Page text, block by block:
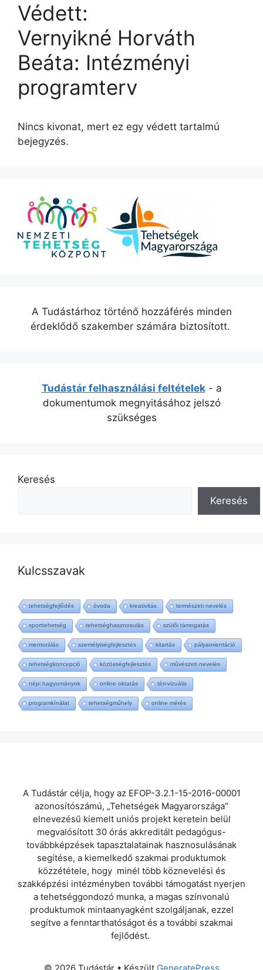
Védett:
Vernyikné Horváth
Beáta: Intézményi
programterv
Nincs kivonat, mert ez egy védett tartalmú
bejegyzés.
A Tudástárhoz történő hozzáférés minden
érdeklődő szakember számára biztosított.
Tudástár felhasználási feltételek- a
dokumentumok megnyitásához jelszó
szükséges
Keresés
Keresés
Kulcsszavak
tehetségfejlődés óvoda kreativitás természeti nevelés
sporttehetség tehetséghasznosulás szülői támogatás
mentorálás személyiségfejlesztés kitartás pályaorientáció
tehetségkoncepció közösségfejlesztés művészeti nevelés
népi hagyományok online oktatás téri-vizuális
programkínálat tehetségműhely online mérés
A Tudástár célja, hogy az EFOP-3.2.1-15-2016-00001
azonosítószámú, „Tehetségek Magyarországa”
elnevezésű kiemelt uniós projekt keretein belül
megvalósított 30 órás akkreditált pedagógus-
továbbképzések tapasztalatainak hasznosulásának
segítése, a kiemelkedő szakmai produktumok
közzététele, hogy minél több köznevelési és
szakképzési intézményben további támogatást nyerjen
a tehetséggondozó munka, a magas színvonalú
produktumok mintaanyagként szolgáljanak, ezzel
segítve a fenntarthatóságot és a további szakmai
fejlődést.
© 2026 Tudástár• Készült GeneratePress